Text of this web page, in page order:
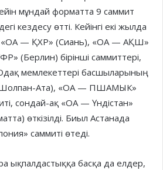
мұндай форматта 9 саммит
кездесу өтті. Кейінгі екі жылда
— ҚХР» (Сиань), «ОА — АҚШ»
(Берлин) бірінші саммиттері,
мемлекеттері басшыларының
Шолпан-Ата), «ОА — ПШАМЫК»
сондай-ақ «ОА — Үндістан»
өткізілді. Биыл Астанада
саммиті өтеді.
ықпалдас­тыққа басқа да елдер,